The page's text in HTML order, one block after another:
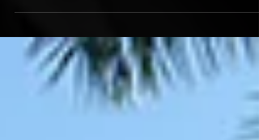
Popular da Universidade...